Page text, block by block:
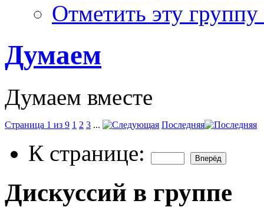
Отметить эту
Думаем
Думаем вместе
Страница 1 из 9 1 2 3 ... Последняя
К странице:
Дискуссий в группе